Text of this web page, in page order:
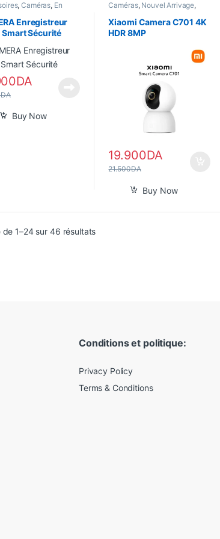
,Caméras, En
Arrivage,Smart Home
Enregistreur
Smart Sécurité
DA
DA
Buy Now
Caméras, Nouvel Arrivage,
Xiaomi Camera C701 4K
HDR 8MP
19.900DA
21.500DA
Buy Now
de 1–24 sur 46 résultatsTrié du plus récent au plus ancien
Conditions et politique:
Privacy Policy
Terms & Conditions